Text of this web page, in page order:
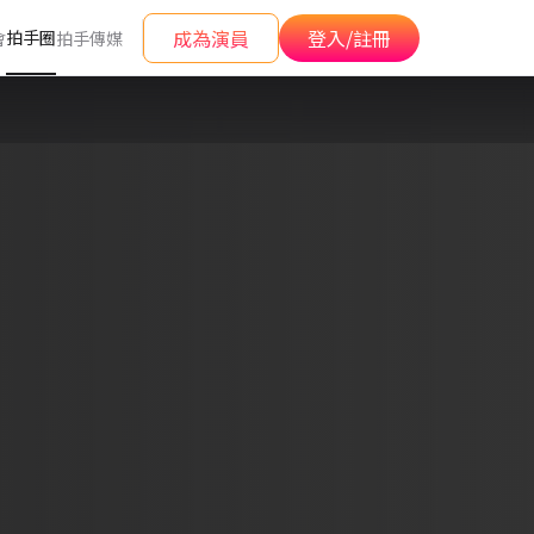
拍手圈拍手傳媒 成為演員 登入/註冊